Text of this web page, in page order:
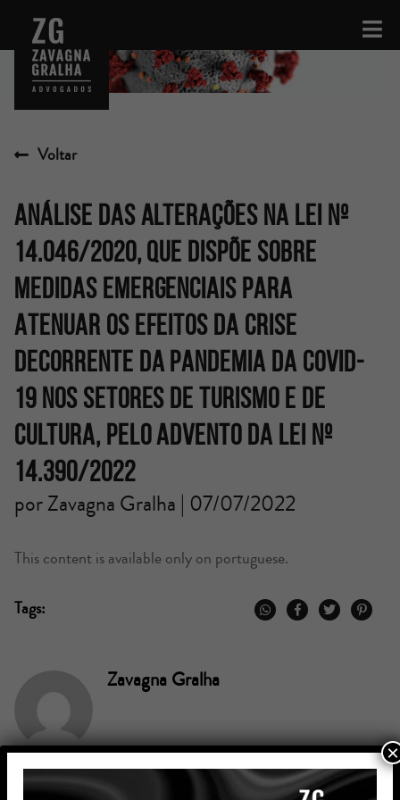
Voltar
ANÁLISE DAS ALTERAÇÕES NA LEI Nº
14.046/2020, QUE DISPÕE SOBRE
MEDIDAS EMERGENCIAIS PARA
ATENUAR OS EFEITOS DA CRISE
DECORRENTE DA PANDEMIA DA COVID-
19 NOS SETORES DE TURISMO E DE
CULTURA, PELO ADVENTO DA LEI Nº
14.390/2022
por Zavagna Gralha | 07/07/2022
This content is available only on portuguese.
Tags:
Zavagna Gralha
Voltar
×